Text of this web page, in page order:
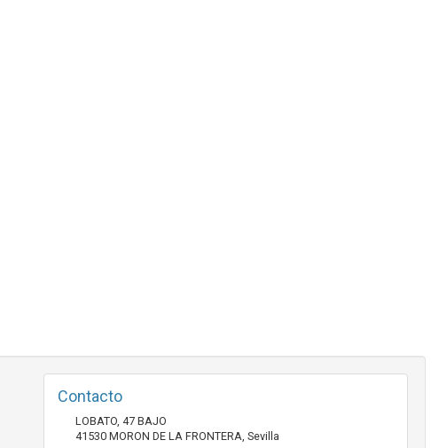
Contacto
LOBATO, 47 BAJO
41530 MORON DE LA FRONTERA, Sevilla